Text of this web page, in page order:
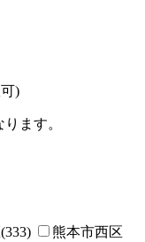
)
ます。
熊本市西区